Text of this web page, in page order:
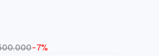
-7%